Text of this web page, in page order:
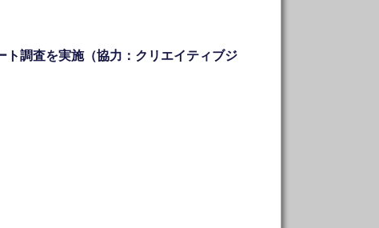
調査を実施（協力：クリエイティブジ